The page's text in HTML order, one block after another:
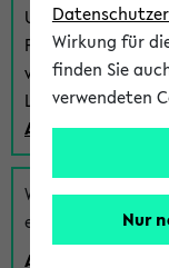
Um sich einen
Funktionen des
verwenden Sie
Login:
Anmeldung zum
Wenn Sie (noch)
eKVV auch über
Anmeldung über
Wirkung für
finden Sie
verwendeten
Nur